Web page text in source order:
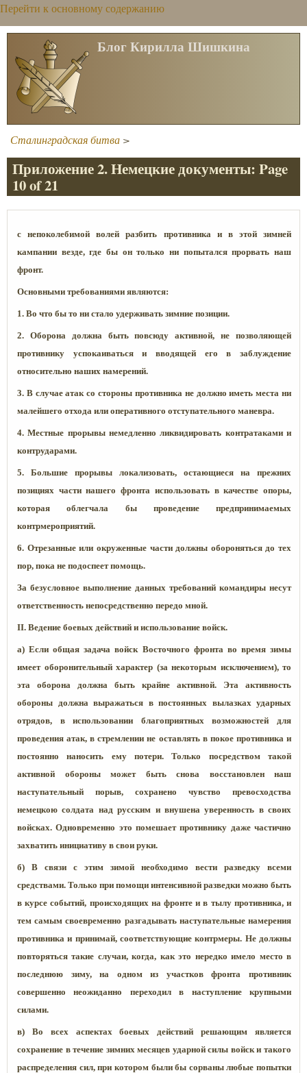
Перейти к основному содержанию
Блог Кирилла Шишкина
Сталинградская битва >
Приложение 2. Немецкие документы: Page
10 of 21
с непоколебимой волей разбить противника и в этой зимней
кампании везде, где бы он только ни попытался прорвать наш
фронт.
Основными требованиями являются:
1. Во что бы то ни стало удерживать зимние позиции.
2. Оборона должна быть повсюду активной, не позволяющей
противнику успокаиваться и вводящей его в заблуждение
относительно наших намерений.
3. В случае атак со стороны противника не должно иметь места ни
малейшего отхода или оперативного отступательного маневра.
4. Местные прорывы немедленно ликвидировать контратаками и
контрударами.
5. Большие прорывы локализовать, остающиеся на прежних
позициях части нашего фронта использовать в качестве опоры,
которая облегчала бы проведение предпринимаемых
контрмероприятий.
6. Отрезанные или окруженные части должны обороняться до тех
пор, пока не подоспеет помощь.
За безусловное выполнение данных требований командиры несут
ответственность непосредственно передо мной.
II. Ведение боевых действий и использование войск.
а) Если общая задача войск Восточного фронта во время зимы
имеет оборонительный характер (за некоторым исключением), то
эта оборона должна быть крайне активной. Эта активность
обороны должна выражаться в постоянных вылазках ударных
отрядов, в использовании благоприятных возможностей для
проведения атак, в стремлении не оставлять в покое противника и
постоянно наносить ему потери. Только посредством такой
активной обороны может быть снова восстановлен наш
наступательный порыв, сохранено чувство превосходства
немецкою солдата над русским и внушена уверенность в своих
войсках. Одновременно это помешает противнику даже частично
захватить инициативу в свои руки.
б) В связи с этим зимой необходимо вести разведку всеми
средствами. Только при помощи интенсивной разведки можно быть
в курсе событий, происходящих на фронте и в тылу противника, и
тем самым своевременно разгадывать наступательные намерения
противника и принимай, соответствующие контрмеры. Не должны
повторяться такие случаи, когда, как это нередко имело место в
последнюю зиму, на одном из участков фронта противник
совершенно неожиданно переходил в наступление крупными
силами.
в) Во всех аспектах боевых действий решающим является
сохранение в течение зимних месяцев ударной силы войск и такого
распределения сил, при котором были бы сорваны любые попытки